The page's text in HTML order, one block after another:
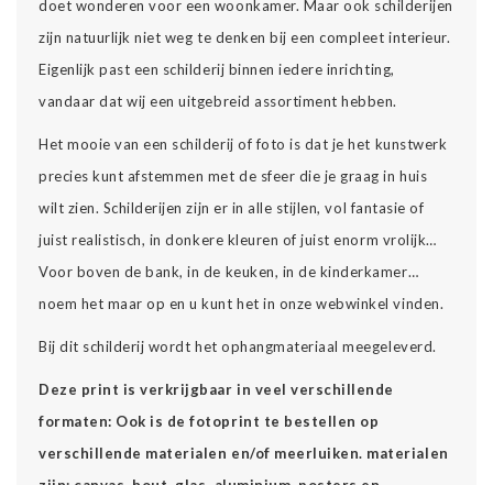
doet wonderen voor een woonkamer. Maar ook schilderijen
zijn natuurlijk niet weg te denken bij een compleet interieur.
Eigenlijk past een schilderij binnen iedere inrichting,
vandaar dat wij een uitgebreid assortiment hebben.
Het mooie van een schilderij of foto is dat je het kunstwerk
precies kunt afstemmen met de sfeer die je graag in huis
wilt zien. Schilderijen zijn er in alle stijlen, vol fantasie of
juist realistisch, in donkere kleuren of juist enorm vrolijk…
Voor boven de bank, in de keuken, in de kinderkamer…
noem het maar op en u kunt het in onze webwinkel vinden.
Bij dit schilderij wordt het ophangmateriaal meegeleverd.
Deze print is verkrijgbaar in veel verschillende
formaten: Ook is de fotoprint te bestellen op
verschillende materialen en/of meerluiken. materialen